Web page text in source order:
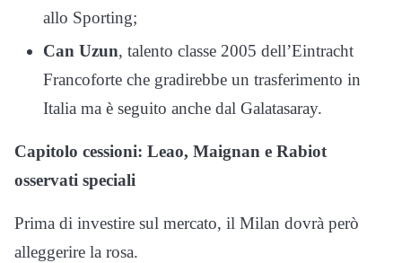
allo Sporting;
Can Uzun, talento classe 2005 dell’Eintracht
Francoforte che gradirebbe un trasferimento in
Italia ma è seguito anche dal Galatasaray.
Capitolo cessioni: Leao, Maignan e Rabiot
osservati speciali
Prima di investire sul mercato, il Milan dovrà però
alleggerire la rosa.